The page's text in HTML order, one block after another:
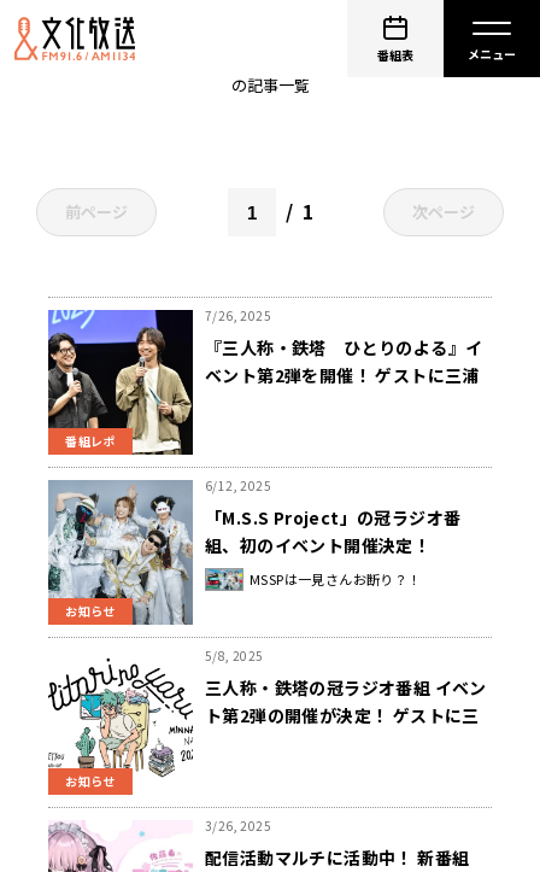
番組表
の記事一覧
前ページ 1 次ページ
番組レポ
7/26, 2025
『三人称・鉄塔 ひとりのよる』イ
ベント第2弾を開催！ ゲストに三浦
お知らせ
6/12, 2025
「M.S.S Project」の冠ラジオ番
組、初のイベント開催決定！
「MSSPは一見さんお断り？！～終
MSSPは一見さんお断り？！
お知らせ
5/8, 2025
三人称・鉄塔の冠ラジオ番組 イベン
ト第2弾の開催が決定！ ゲストに三
3/26, 2025
配信活動マルチに活動中！ 新番組